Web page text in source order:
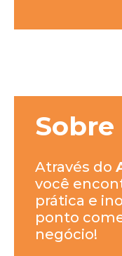
Sobre
Através do
você
prática e
ponto
negócio!